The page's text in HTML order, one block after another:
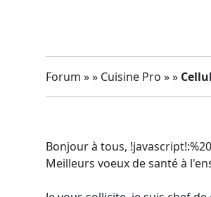
Forum » » Cuisine Pro » »
Bonjour à tous,
Meilleurs voeux de santé à